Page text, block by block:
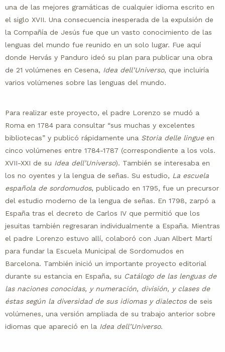
una de las mejores gramáticas de cualquier idioma escrito en
el siglo XVII. Una consecuencia inesperada de la expulsión de
la Compañía de Jesús fue que un vasto conocimiento de las
lenguas del mundo fue reunido en un solo lugar. Fue aquí
donde Hervás y Panduro ideó su plan para publicar una obra
de 21 volúmenes en Cesena, Idea dell’Universo, que incluiría
varios volúmenes sobre las lenguas del mundo.
Para realizar este proyecto, el padre Lorenzo se mudó a
Roma en 1784 para consultar “sus muchas y excelentes
bibliotecas” y publicó rápidamente una Storia delle lingue en
cinco volúmenes entre 1784-1787 (correspondiente a los vols.
XVII-XXI de su Idea dell’Universo). También se interesaba en
los no oyentes y la lengua de señas. Su estudio, La escuela
española de sordomudos, publicado en 1795, fue un precursor
del estudio moderno de la lengua de señas. En 1798, zarpó a
España tras el decreto de Carlos IV que permitió que los
jesuitas también regresaran individualmente a España. Mientras
el padre Lorenzo estuvo allí, colaboró con Juan Albert Martí
para fundar la Escuela Municipal de Sordomudos en
Barcelona. También inició un importante proyecto editorial
durante su estancia en España, su Catálogo de las lenguas de
las naciones conocidas, y numeración, división, y clases de
éstas según la diversidad de sus idiomas y dialectos de seis
volúmenes, una versión ampliada de su trabajo anterior sobre
idiomas que apareció en la Idea dell’Universo.